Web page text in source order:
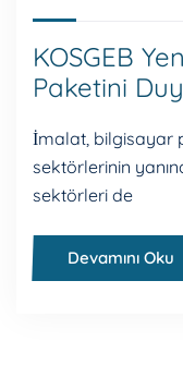
KOSGEB
Paketini
İmalat, bilgisayar
sektörlerinin
sektörleri de
Devamını Oku